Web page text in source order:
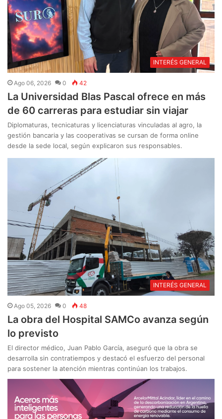
INTERÉS GENERAL
Ago 06, 2026 0 42
La Universidad Blas Pascal ofrece en más
de 60 carreras para estudiar sin viajar
Diplomaturas, tecnicaturas y licenciaturas vinculadas al agro, la
gestión bancaria y las cooperativas se cursan de forma online
desde la sede local, según explicaron sus responsables.
INTERÉS GENERAL
Ago 05, 2026 0 48
La obra del Hospital SAMCo avanza según
lo previsto
El director médico, Juan Pablo García, aseguró que la obra se
desarrolla sin contratiempos y destacó el esfuerzo del personal
para sostener la atención mientras continúan los trabajos.